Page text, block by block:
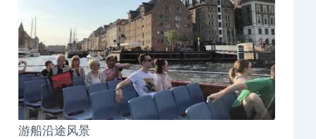
游船沿途风景